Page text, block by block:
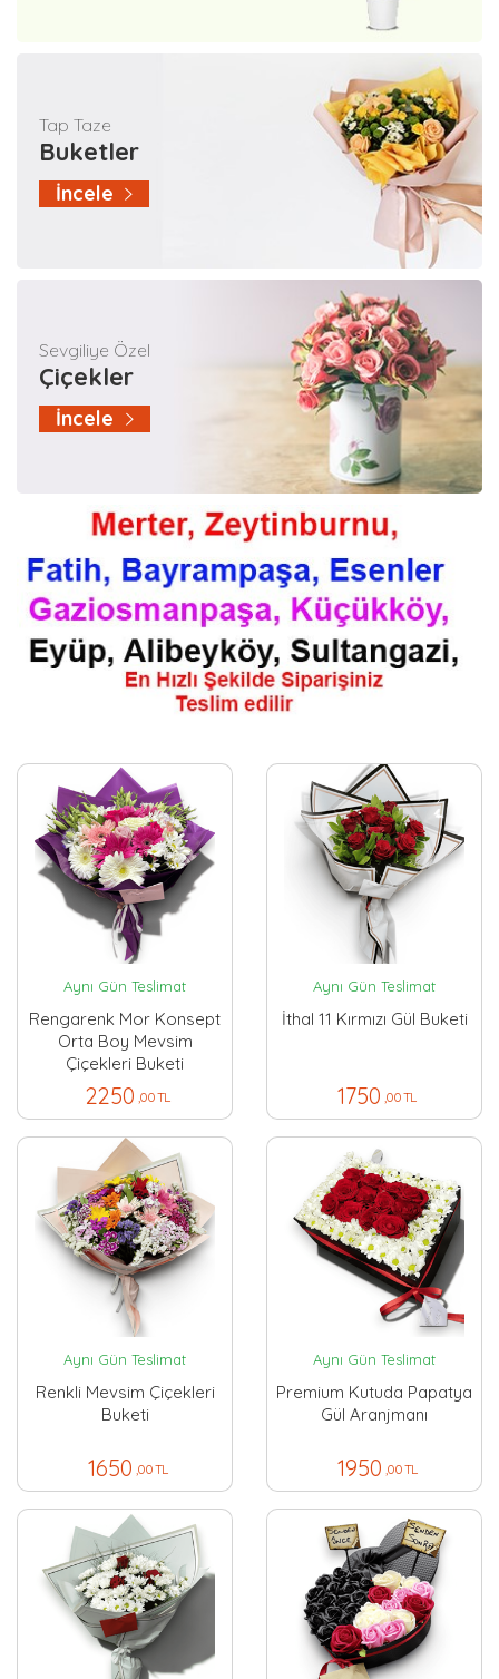
Tap Taze
Buketler
İncele
Sevgiliye Özel
Çiçekler
İncele
Aynı Gün Teslimat
Rengarenk Mor Konsept
Orta Boy Mevsim
Çiçekleri Buketi
2250 ,00 TL
Aynı Gün Teslimat
İthal 11 Kırmızı Gül Buketi
1750 ,00 TL
Aynı Gün Teslimat
Renkli Mevsim Çiçekleri
Buketi
1650 ,00 TL
Aynı Gün Teslimat
Premium Kutuda Papatya
Gül Aranjmanı
1950 ,00 TL